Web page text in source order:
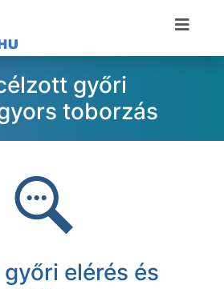
győri
toborzás
elérés és